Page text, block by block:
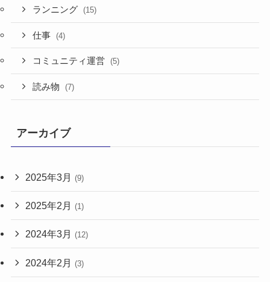
ランニング (15)
仕事 (4)
コミュニティ運営 (5)
読み物 (7)
アーカイブ
2025年3月 (9)
2025年2月 (1)
2024年3月 (12)
2024年2月 (3)